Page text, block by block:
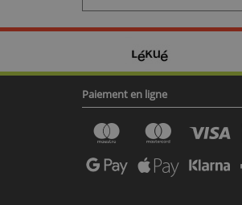
Paiement en ligne